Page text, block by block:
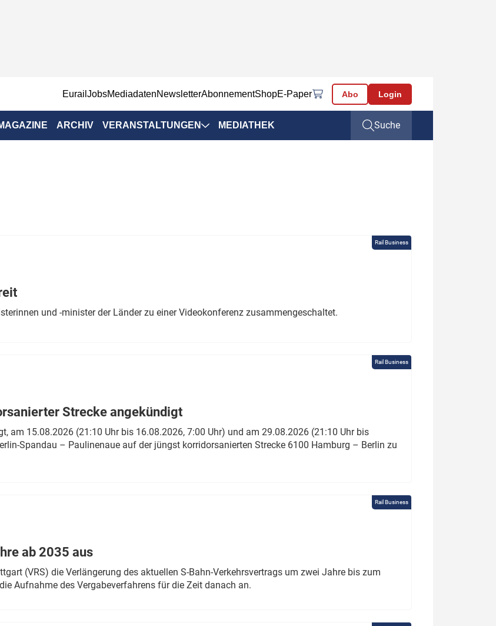
EurailJobsMediadatenNewsletterAbonnementShopE-Paper Abo Login
ARCHIV VERANSTALTUNGEN MEDIATHEK Suche
Rail Business
und -minister der Länder zu einer Videokonferenz zusammengeschaltet.
Rail Business
Strecke angekündigt
am 15.08.2026 (21:10 Uhr bis 16.08.2026, 7:00 Uhr) und am 29.08.2026 (21:10 Uhr bis
Spandau – Paulinenaue auf der jüngst korridorsanierten Strecke 6100 Hamburg – Berlin zu
Rail Business
ab 2035 aus
(VRS) die Verlängerung des aktuellen S-Bahn-Verkehrsvertrags um zwei Jahre bis zum
Aufnahme des Vergabeverfahrens für die Zeit danach an.